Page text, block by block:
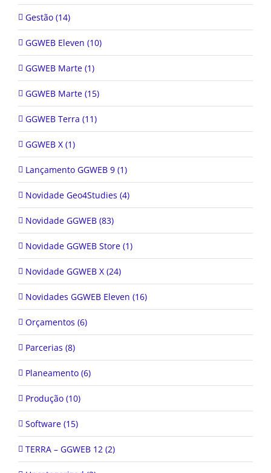
GGWEB Eleven (10)
GGWEB Marte (1)
GGWEB Marte (15)
GGWEB Terra (11)
GGWEB X (1)
Lançamento GGWEB 9 (1)
Novidade Geo4Studies (4)
Novidade GGWEB (83)
Novidade GGWEB Store (1)
Novidade GGWEB X (24)
Novidades GGWEB Eleven (16)
Orçamentos (6)
Parcerias (8)
Planeamento (6)
Produção (10)
Software (15)
TERRA – GGWEB 12 (2)
Uncategorized (2)